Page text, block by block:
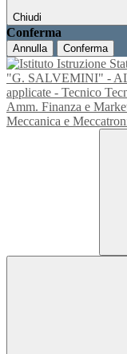
Chiudi
Conferma
Annulla Conferma
"G. SALVEMINI" -
applicate - Tecnico
Amm. Finanza e
Meccanica e